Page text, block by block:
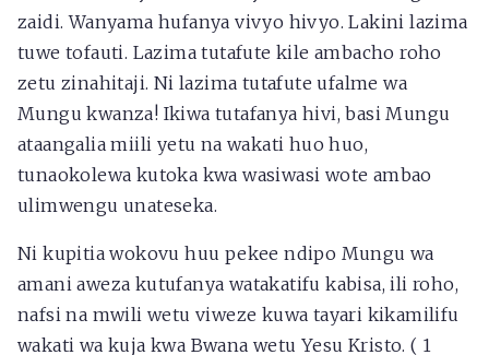
zaidi. Wanyama hufanya vivyo hivyo. Lakini lazima
tuwe tofauti. Lazima tutafute kile ambacho roho
zetu zinahitaji. Ni lazima tutafute ufalme wa
Mungu kwanza! Ikiwa tutafanya hivi, basi Mungu
ataangalia miili yetu na wakati huo huo,
tunaokolewa kutoka kwa wasiwasi wote ambao
ulimwengu unateseka.
Ni kupitia wokovu huu pekee ndipo Mungu wa
amani aweza kutufanya watakatifu kabisa, ili roho,
nafsi na mwili wetu viweze kuwa tayari kikamilifu
wakati wa kuja kwa Bwana wetu Yesu Kristo. ( 1